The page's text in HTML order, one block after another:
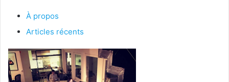
À propos
Articles récents